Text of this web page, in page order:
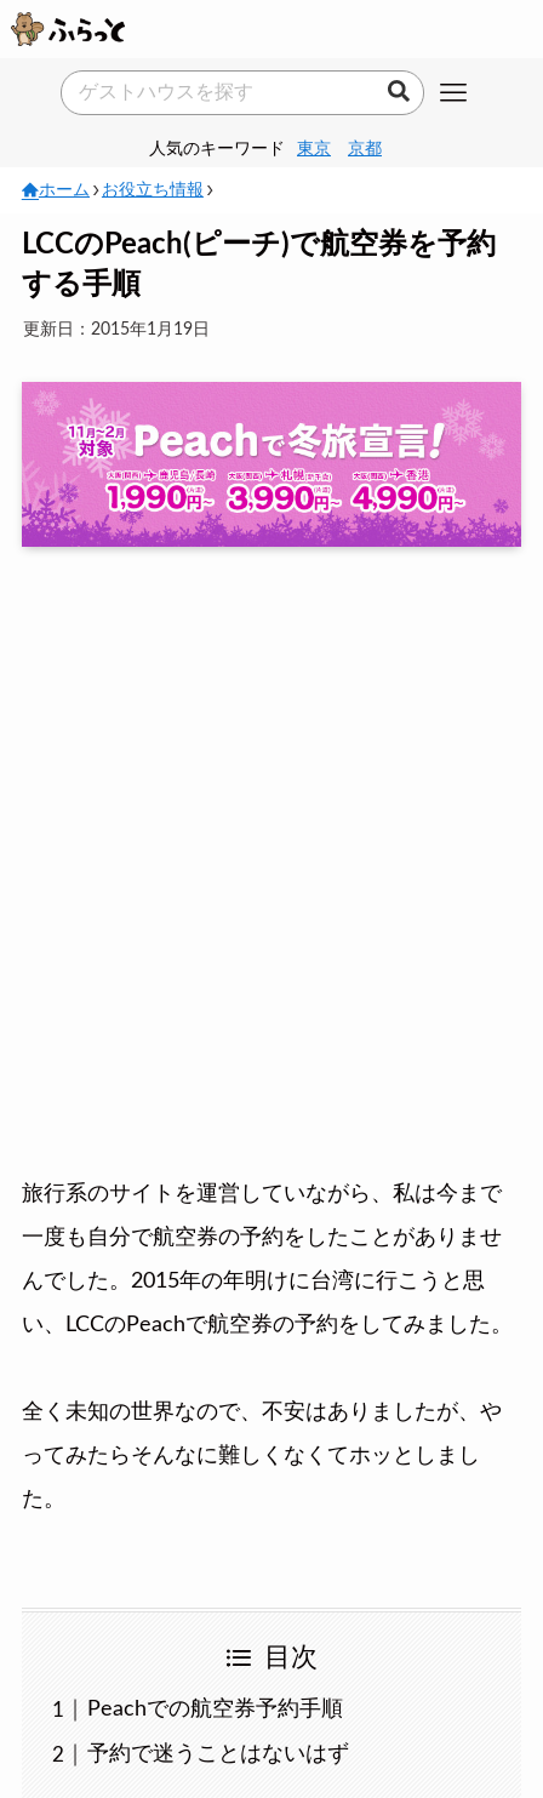
人気のキーワード 東京 京都
ホーム お役立ち情報
LCCのPeach(ピーチ)で航空券を予約
する手順
更新日：2015年1月19日
旅行系のサイトを運営していながら、私は今まで
一度も自分で航空券の予約をしたことがありませ
んでした。2015年の年明けに台湾に行こうと思
い、LCCのPeachで航空券の予約をしてみました。
全く未知の世界なので、不安はありましたが、や
ってみたらそんなに難しくなくてホッとしまし
た。
目次
Peachでの航空券予約手順
予約で迷うことはないはず